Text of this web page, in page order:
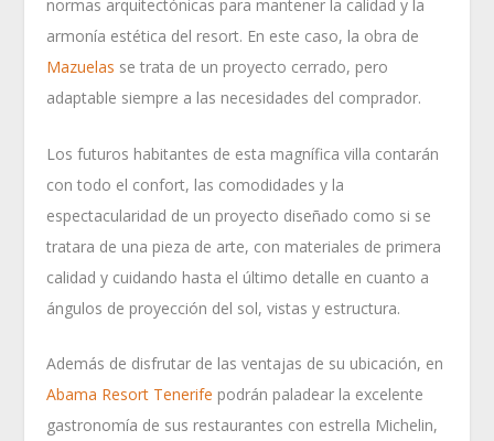
normas arquitectónicas para mantener la calidad y la
armonía estética del resort. En este caso, la obra de
Mazuelas se trata de un proyecto cerrado, pero
adaptable siempre a las necesidades del comprador.
Los futuros habitantes de esta magnífica villa contarán
con todo el confort, las comodidades y la
espectacularidad de un proyecto diseñado como si se
tratara de una pieza de arte, con materiales de primera
calidad y cuidando hasta el último detalle en cuanto a
ángulos de proyección del sol, vistas y estructura.
Además de disfrutar de las ventajas de su ubicación, en
Abama Resort Tenerife podrán paladear la excelente
gastronomía de sus restaurantes con estrella Michelin,